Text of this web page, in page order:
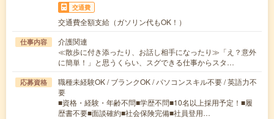
交通費
交通費全額支給（ガソリン代もOK！）
仕事内容
介護関連
≪散歩に付き添ったり、お話し相手になったり≫「え？意外
に簡単！」と思うくらい、スグできる仕事からスタ…
応募資格
職種未経験OK / ブランクOK / パソコンスキル不要 / 英語力不
要
■資格・経験・年齢不問■学歴不問■10名以上採用予定！■履
歴書不要■面談確約■社会保険完備■社員登用…